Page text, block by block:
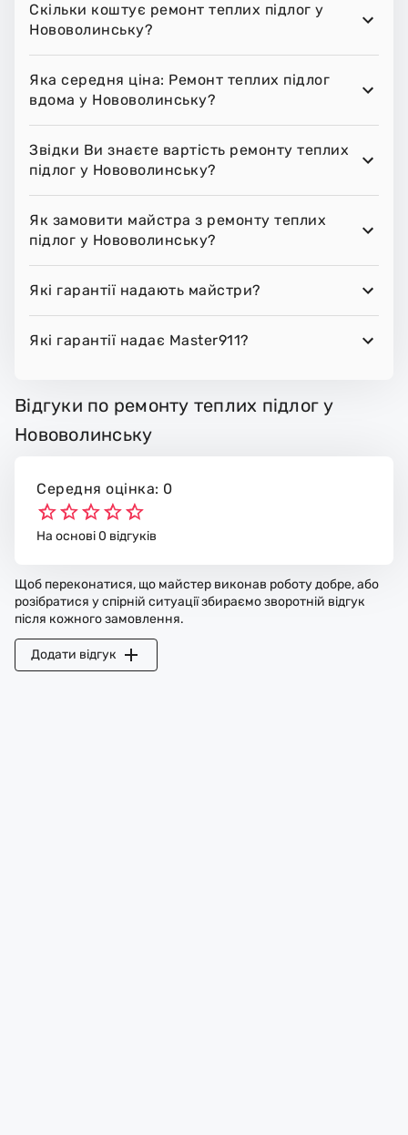
Скільки коштує ремонт теплих підлог у
Нововолинську?
Яка середня ціна: Ремонт теплих підлог
вдома у Нововолинську?
Звідки Ви знаєте вартість ремонту теплих
підлог у Нововолинську?
Як замовити майстра з ремонту теплих
підлог у Нововолинську?
Які гарантії надають майстри?
Які гарантії надає Master911?
Відгуки по ремонту теплих підлог у
Нововолинську
Середня оцінка: 0
На основі 0 відгуків
Щоб переконатися, що майстер виконав роботу добре, або
розібратися у спірній ситуації збираємо зворотній відгук
після кожного замовлення.
Додати відгук